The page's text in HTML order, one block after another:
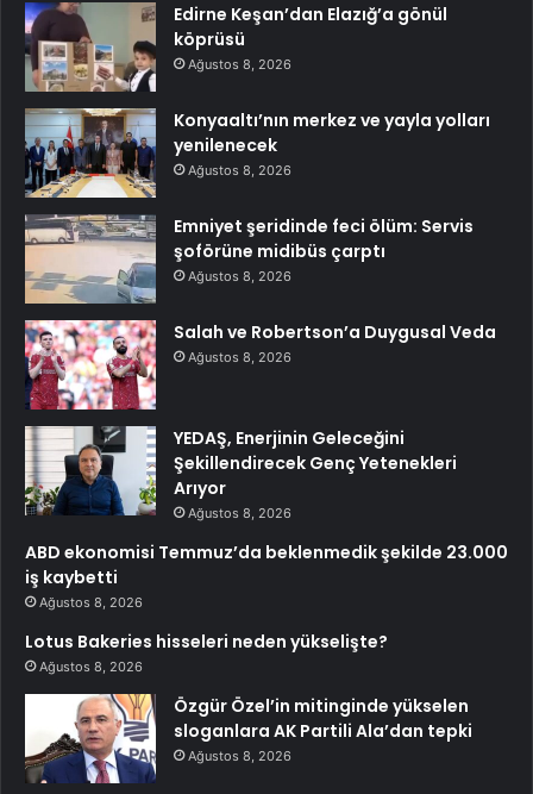
Edirne Keşan’dan Elazığ’a gönül
köprüsü
Ağustos 8, 2026
Konyaaltı’nın merkez ve yayla yolları
yenilenecek
Ağustos 8, 2026
Emniyet şeridinde feci ölüm: Servis
şoförüne midibüs çarptı
Ağustos 8, 2026
Salah ve Robertson’a Duygusal Veda
Ağustos 8, 2026
YEDAŞ, Enerjinin Geleceğini
Şekillendirecek Genç Yetenekleri
Arıyor
Ağustos 8, 2026
ABD ekonomisi Temmuz’da beklenmedik şekilde 23.000
iş kaybetti
Ağustos 8, 2026
Lotus Bakeries hisseleri neden yükselişte?
Ağustos 8, 2026
Özgür Özel’in mitinginde yükselen
sloganlara AK Partili Ala’dan tepki
Ağustos 8, 2026